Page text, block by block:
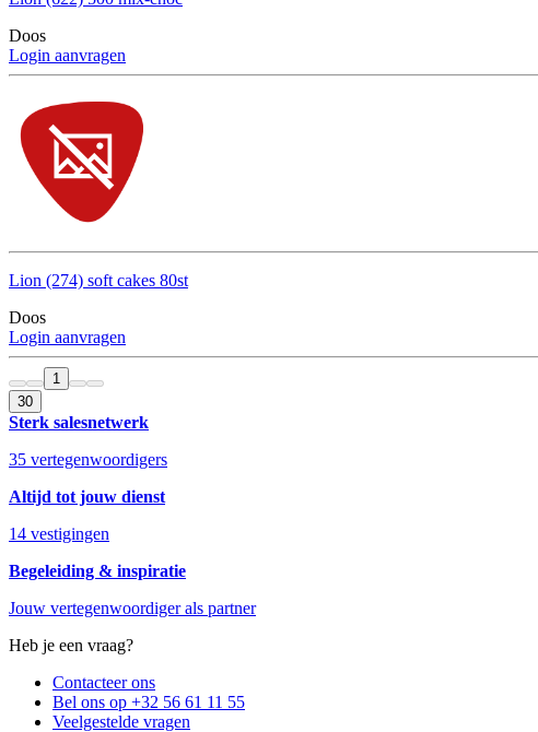
Doos
Login aanvragen
Lion (274) soft cakes 80st
Doos
Login aanvragen
1
30
Sterk salesnetwerk
35 vertegenwoordigers
Altijd tot jouw dienst
14 vestigingen
Begeleiding & inspiratie
Jouw vertegenwoordiger als partner
Heb je een vraag?
Contacteer ons
Bel ons op +32 56 61 11 55
Veelgestelde vragen